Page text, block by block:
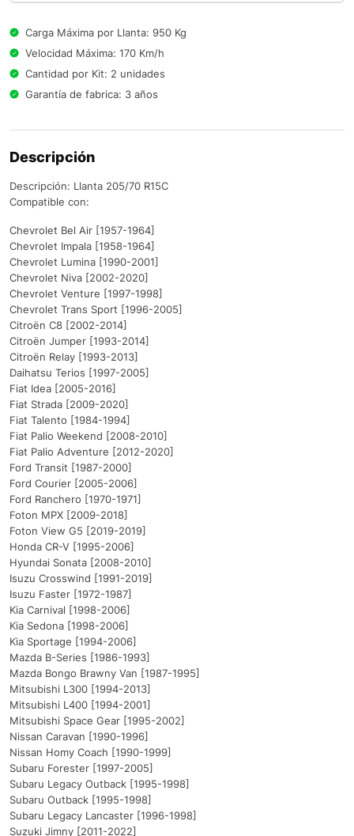
Carga Máxima por Llanta: 950 Kg
Velocidad Máxima: 170 Km/h
Cantidad por Kit: 2 unidades
Garantía de fabrica: 3 años
Descripción
Descripción: Llanta 205/70 R15C
Compatible con:
Chevrolet Bel Air [1957-1964]
Chevrolet Impala [1958-1964]
Chevrolet Lumina [1990-2001]
Chevrolet Niva [2002-2020]
Chevrolet Venture [1997-1998]
Chevrolet Trans Sport [1996-2005]
Citroën C8 [2002-2014]
Citroën Jumper [1993-2014]
Citroën Relay [1993-2013]
Daihatsu Terios [1997-2005]
Fiat Idea [2005-2016]
Fiat Strada [2009-2020]
Fiat Talento [1984-1994]
Fiat Palio Weekend [2008-2010]
Fiat Palio Adventure [2012-2020]
Ford Transit [1987-2000]
Ford Courier [2005-2006]
Ford Ranchero [1970-1971]
Foton MPX [2009-2018]
Foton View G5 [2019-2019]
Honda CR-V [1995-2006]
Hyundai Sonata [2008-2010]
Isuzu Crosswind [1991-2019]
Isuzu Faster [1972-1987]
Kia Carnival [1998-2006]
Kia Sedona [1998-2006]
Kia Sportage [1994-2006]
Mazda B-Series [1986-1993]
Mazda Bongo Brawny Van [1987-1995]
Mitsubishi L300 [1994-2013]
Mitsubishi L400 [1994-2001]
Mitsubishi Space Gear [1995-2002]
Nissan Caravan [1990-1996]
Nissan Homy Coach [1990-1999]
Subaru Forester [1997-2005]
Subaru Legacy Outback [1995-1998]
Subaru Outback [1995-1998]
Subaru Legacy Lancaster [1996-1998]
Suzuki Jimny [2011-2022]